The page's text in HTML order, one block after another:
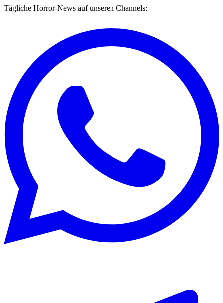
Tägliche Horror-News auf unseren Channels: